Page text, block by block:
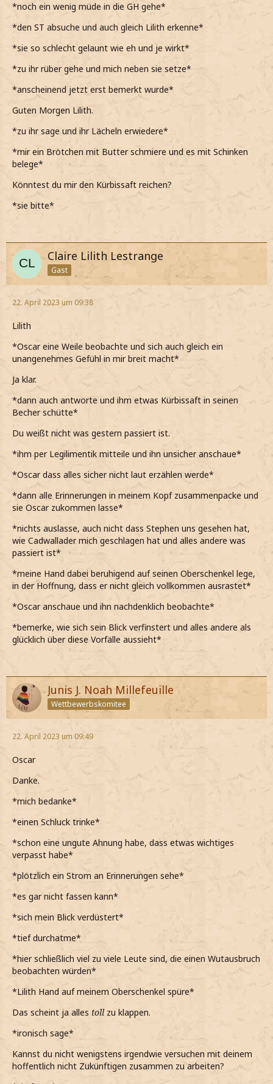
*noch ein wenig müde in die GH gehe*
*den ST absuche und auch gleich Lilith erkenne*
*sie so schlecht gelaunt wie eh und je wirkt*
*zu ihr rüber gehe und mich neben sie setze*
*anscheinend jetzt erst bemerkt wurde*
Guten Morgen Lilith.
*zu ihr sage und ihr Lächeln erwiedere*
*mir ein Brötchen mit Butter schmiere und es mit Schinken
belege*
Könntest du mir den Kürbissaft reichen?
*sie bitte*
Claire Lilith Lestrange
Gast
22. April 2023 um 09:38
Lilith
*Oscar eine Weile beobachte und sich auch gleich ein
unangenehmes Gefühl in mir breit macht*
Ja klar.
*dann auch antworte und ihm etwas Kürbissaft in seinen
Becher schütte*
Du weißt nicht was gestern passiert ist.
*ihm per Legilimentik mitteile und ihn unsicher anschaue*
*Oscar dass alles sicher nicht laut erzählen werde*
*dann alle Erinnerungen in meinem Kopf zusammenpacke und
sie Oscar zukommen lasse*
*nichts auslasse, auch nicht dass Stephen uns gesehen hat,
wie Cadwallader mich geschlagen hat und alles andere was
passiert ist*
*meine Hand dabei beruhigend auf seinen Oberschenkel lege,
in der Hoffnung, dass er nicht gleich vollkommen ausrastet*
*Oscar anschaue und ihn nachdenklich beobachte*
*bemerke, wie sich sein Blick verfinstert und alles andere als
glücklich über diese Vorfälle aussieht*
Junis J. Noah Millefeuille
Wettbewerbskomitee
22. April 2023 um 09:49
Oscar
Danke.
*mich bedanke*
*einen Schluck trinke*
*schon eine ungute Ahnung habe, dass etwas wichtiges
verpasst habe*
*plötzlich ein Strom an Erinnerungen sehe*
*es gar nicht fassen kann*
*sich mein Blick verdüstert*
*tief durchatme*
*hier schließlich viel zu viele Leute sind, die einen Wutausbruch
beobachten würden*
*Lilith Hand auf meinem Oberschenkel spüre*
Das scheint ja alles toll zu klappen.
*ironisch sage*
Kannst du nicht wenigstens irgendwie versuchen mit deinem
hoffentlich nicht Zukünftigen zusammen zu arbeiten?